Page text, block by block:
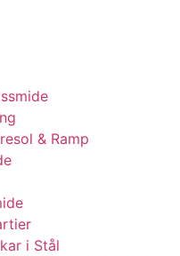
& Ramp
i Stål